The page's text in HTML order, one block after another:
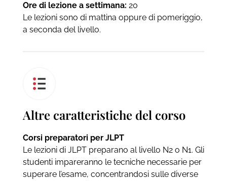
Ore di lezione a settimana: 20
Le lezioni sono di mattina oppure di pomeriggio,
a seconda del livello.
Altre caratteristiche del corso
Corsi preparatori per JLPT
Le lezioni di JLPT preparano al livello N2 o N1. Gli
studenti impareranno le tecniche necessarie per
superare l’esame, concentrandosi sulle diverse